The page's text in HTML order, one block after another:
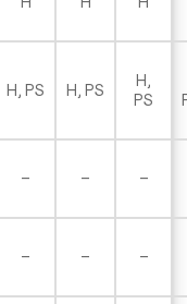
H, PS H, PS
H,
PS
– – –
– – –